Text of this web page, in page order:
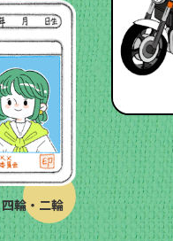
四輪・二輪